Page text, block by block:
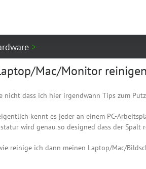
Mac/Monitor reinigen
nicht dass ich hier irgendwann Tips zum
kennt es jeder an einem PC-
wird genau so designed dass der Spalt
reinige ich dann meinen Laptop/Mac/